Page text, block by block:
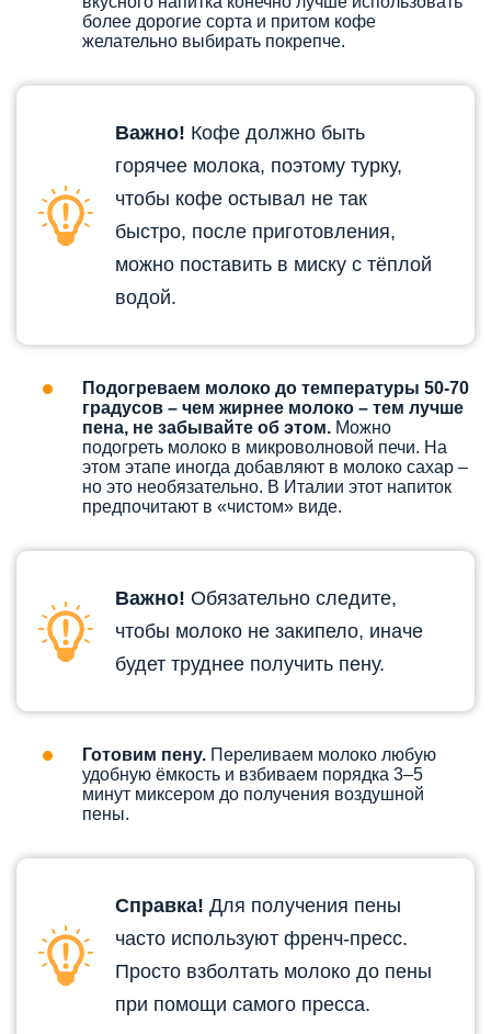
более дорогие сорта и притом кофе
желательно выбирать покрепче.
Важно! Кофе должно быть
горячее молока, поэтому турку,
чтобы кофе остывал не так
быстро, после приготовления,
можно поставить в миску с тёплой
водой.
Подогреваем молоко до температуры 50-70
градусов – чем жирнее молоко – тем лучше
пена, не забывайте об этом. Можно
подогреть молоко в микроволновой печи. На
этом этапе иногда добавляют в молоко сахар –
но это необязательно. В Италии этот напиток
предпочитают в «чистом» виде.
Важно! Обязательно следите,
чтобы молоко не закипело, иначе
будет труднее получить пену.
Готовим пену. Переливаем молоко любую
удобную ёмкость и взбиваем порядка 3–5
минут миксером до получения воздушной
пены.
Справка! Для получения пены
часто используют френч-пресс.
Просто взболтать молоко до пены
при помощи самого пресса.